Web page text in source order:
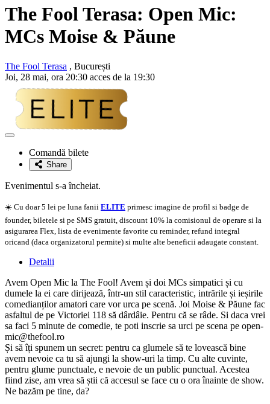
The Fool Terasa: Open Mic:
MCs Moise & Păune
The Fool Terasa , București
Joi, 28 mai, ora 20:30 acces de la 19:30
Adaugă
favoriteComandă bilete
Share
Evenimentul s-a încheiat.
☀️ Cu doar 5 lei pe luna fanii ELITE primesc imagine de profil si badge de
founder, biletele si pe SMS gratuit, discount 10% la comisionul de operare si la
asigurarea Flex, lista de evenimente favorite cu reminder, refund integral
oricand (daca organizatorul permite) si multe alte beneficii adaugate constant.
Detalii
Avem Open Mic la The Fool! Avem și doi MCs simpatici și cu
dumele la ei care dirijează, într-un stil caracteristic, intrările și ieșirile
comedianților amatori care vor urca pe scenă. Joi Moise & Păune fac
asfaltul de pe Victoriei 118 să dârdâie. Pentru că se râde. Si daca vrei
sa faci 5 minute de comedie, te poti inscrie sa urci pe scena pe open-
mic@thefool.ro
Și să îți spunem un secret: pentru ca glumele să te lovească bine
avem nevoie ca tu să ajungi la show-uri la timp. Cu alte cuvinte,
pentru glume punctuale, e nevoie de un public punctual. Acestea
fiind zise, am vrea să știi că accesul se face cu o ora înainte de show.
Ne bazăm pe tine, da?